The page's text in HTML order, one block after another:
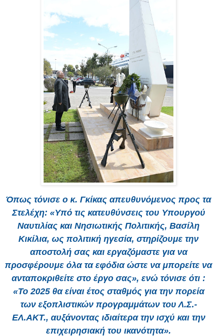
Όπως τόνισε ο κ. Γκίκας απευθυνόμενος προς τα
Στελέχη: «Υπό τις κατευθύνσεις του Υπουργού
Ναυτιλίας και Νησιωτικής Πολιτικής, Βασίλη
Κικίλια, ως πολιτική ηγεσία, στηρίζουμε την
αποστολή σας και εργαζόμαστε για να
προσφέρουμε όλα τα εφόδια ώστε να μπορείτε να
ανταποκριθείτε στο έργο σας», ενώ τόνισε ότι :
«Το 2025 θα είναι έτος σταθμός για την πορεία
των εξοπλιστικών προγραμμάτων του Λ.Σ.-
ΕΛ.ΑΚΤ., αυξάνοντας ιδιαίτερα την ισχύ και την
επιχειρησιακή του ικανότητα».